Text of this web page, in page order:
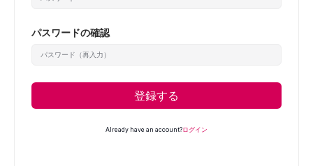
パスワードの確認
登録する
Already have an account?ログイン